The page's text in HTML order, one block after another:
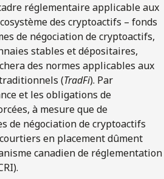
réglementaire applicable aux
des cryptoactifs – fonds
de négociation de cryptoactifs,
stables et dépositaires,
des normes applicables aux
(TradFi). Par
et les obligations de
à mesure que de
de négociation de cryptoactifs
en placement dûment
canadien de réglementation